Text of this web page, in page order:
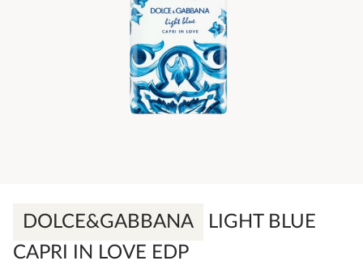
DOLCE&GABBANA
LIGHT BLUE
CAPRI IN LOVE EDP